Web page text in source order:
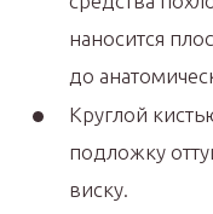
наносится
до
Круглой
подложку
виску.